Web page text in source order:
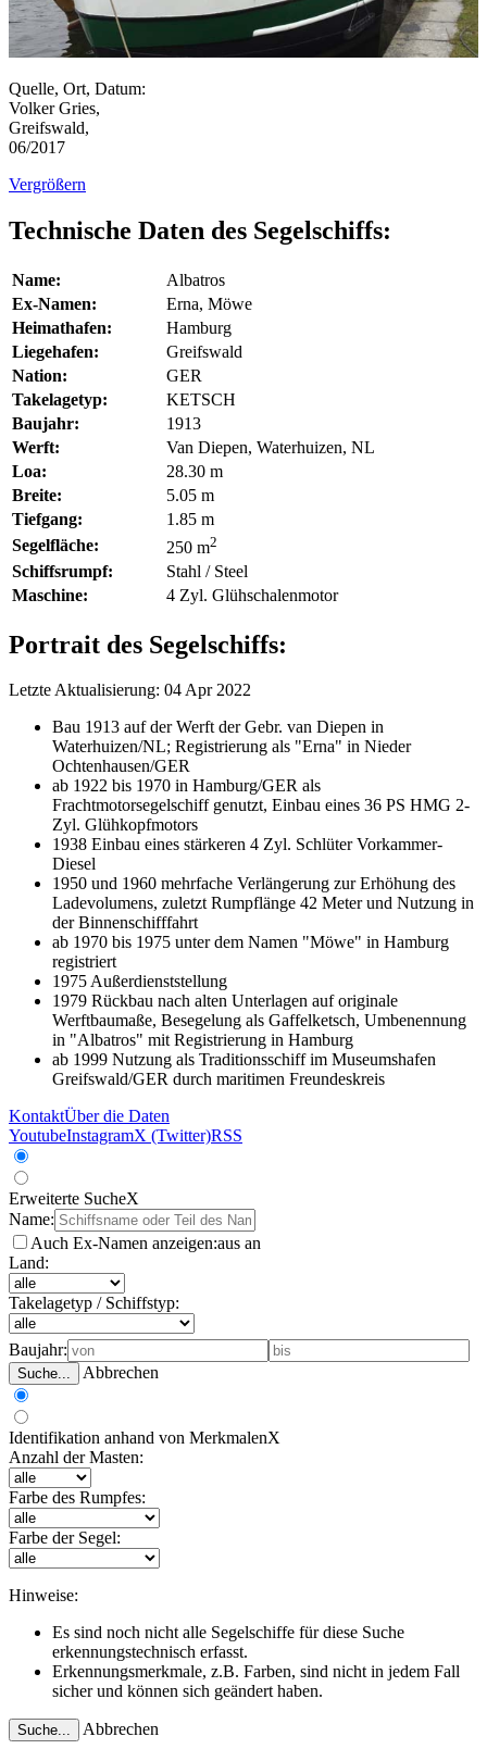
Quelle, Ort, Datum:
Volker Gries,
Greifswald,
06/2017
Vergrößern
Technische Daten des Segelschiffs:
Name:
Albatros
Ex-Namen:
Erna, Möwe
Heimathafen:
Hamburg
Liegehafen:
Greifswald
Nation:
GER
Takelagetyp:
KETSCH
Baujahr:
1913
Werft:
Van Diepen, Waterhuizen, NL
Loa:
28.30 m
Breite:
5.05 m
Tiefgang:
1.85 m
Segelfläche:
250 m2
Schiffsrumpf:
Stahl / Steel
Maschine:
4 Zyl. Glühschalenmotor
Portrait des Segelschiffs:
Letzte Aktualisierung: 04 Apr 2022
Bau 1913 auf der Werft der Gebr. van Diepen in
Waterhuizen/NL; Registrierung als "Erna" in Nieder
Ochtenhausen/GER
ab 1922 bis 1970 in Hamburg/GER als
Frachtmotorsegelschiff genutzt, Einbau eines 36 PS HMG 2-
Zyl. Glühkopfmotors
1938 Einbau eines stärkeren 4 Zyl. Schlüter Vorkammer-
Diesel
1950 und 1960 mehrfache Verlängerung zur Erhöhung des
Ladevolumens, zuletzt Rumpflänge 42 Meter und Nutzung in
der Binnenschifffahrt
ab 1970 bis 1975 unter dem Namen "Möwe" in Hamburg
registriert
1975 Außerdienststellung
1979 Rückbau nach alten Unterlagen auf originale
Werftbaumaße, Besegelung als Gaffelketsch, Umbenennung
in "Albatros" mit Registrierung in Hamburg
ab 1999 Nutzung als Traditionsschiff im Museumshafen
Greifswald/GER durch maritimen Freundeskreis
KontaktÜber die Daten
YoutubeInstagramX (Twitter)RSS
Erweiterte SucheX
Name:
Auch Ex-Namen anzeigen:aus an
Land:
Takelagetyp / Schiffstyp:
Baujahr:
Suche... Abbrechen
Identifikation anhand von MerkmalenX
Anzahl der Masten:
Farbe des Rumpfes:
Farbe der Segel:
Hinweise:
Es sind noch nicht alle Segelschiffe für diese Suche
erkennungstechnisch erfasst.
Erkennungsmerkmale, z.B. Farben, sind nicht in jedem Fall
sicher und können sich geändert haben.
Suche... Abbrechen